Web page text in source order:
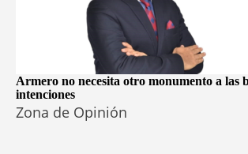
Armero no necesita otro monumento a las
intenciones
Zona de Opinión